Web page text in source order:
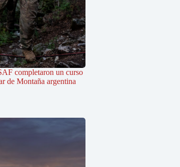
completaron un curso
de Montaña argentina